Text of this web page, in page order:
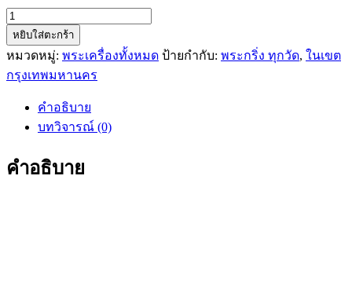
จำนวน
พระ
กริ่ง
หน้า
พระ
หยิบใส่ตะกร้า
หมวดหมู่: พระเครื่องทั้งหมด ป้ายกำกับ: พระกริ่ง ทุกวัด, ในเขต
กรุงเทพมหานคร
คำอธิบาย
บทวิจารณ์ (0)
คำอธิบาย